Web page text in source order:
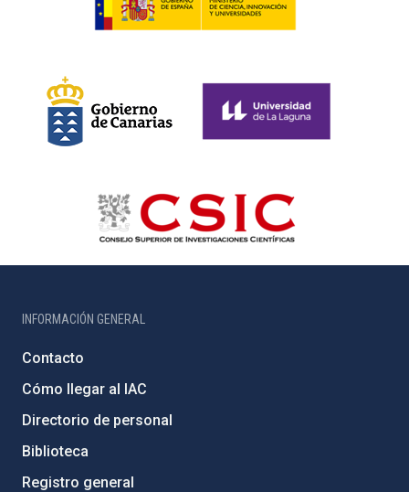
INFORMACIÓN GENERAL
Contacto
Cómo llegar al IAC
Directorio de personal
Biblioteca
Registro general